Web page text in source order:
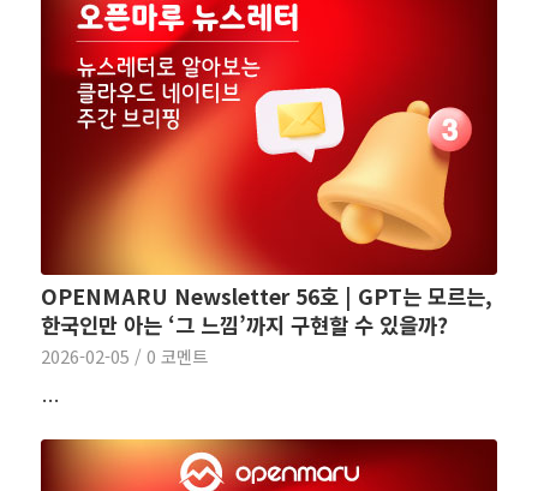
OPENMARU Newsletter 56호 | GPT는 모르는,
한국인만 아는 ‘그 느낌’까지 구현할 수 있을까?
2026-02-05 / 0 코멘트
…